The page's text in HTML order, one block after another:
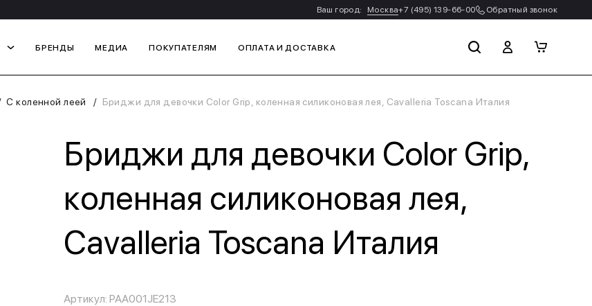
Ваш город: Москва+7 (495) 139-66-00 Обратный звонок
БРЕНДЫ МЕДИА ПОКУПАТЕЛЯМ ОПЛАТА И ДОСТАВКА
С коленной леей Бриджи для девочки Color Grip, коленная силиконовая лея, Cavalleria Toscana Италия
Бриджи для девочки Color Grip,
коленная силиконовая лея,
Cavalleria Toscana Италия
Артикул: PAA001JE213